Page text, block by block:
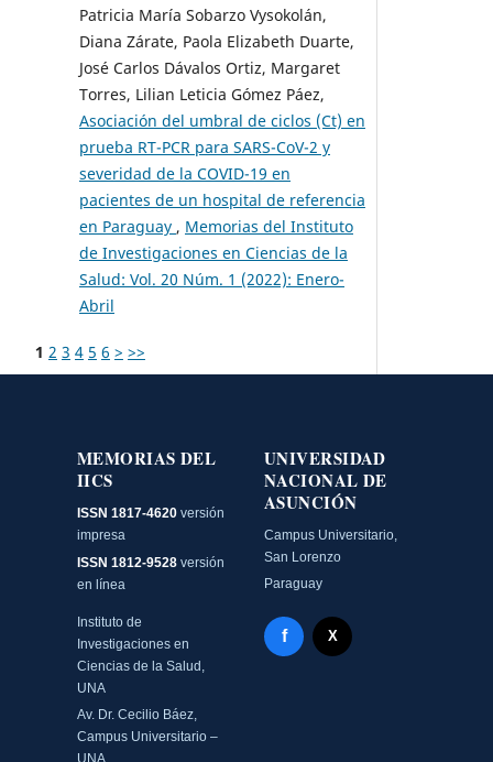
Patricia María Sobarzo Vysokolán,
Diana Zárate, Paola Elizabeth Duarte,
José Carlos Dávalos Ortiz, Margaret
Torres, Lilian Leticia Gómez Páez,
Asociación del umbral de ciclos (Ct) en
prueba RT-PCR para SARS-CoV-2 y
severidad de la COVID-19 en
pacientes de un hospital de referencia
en Paraguay , Memorias del Instituto
de Investigaciones en Ciencias de la
Salud: Vol. 20 Núm. 1 (2022): Enero-
Abril
1 2 3 4 5 6 > >>
MEMORIAS DEL
IICS
ISSN 1817-4620 versión
impresa
ISSN 1812-9528 versión
en línea
Instituto de
Investigaciones en
Ciencias de la Salud,
UNA
Av. Dr. Cecilio Báez,
Campus Universitario –
UNA
UNIVERSIDAD
NACIONAL DE
ASUNCIÓN
Campus Universitario,
San Lorenzo
Paraguay
Facebook - Memorias del
f X Twitter - MIICS UNA
X